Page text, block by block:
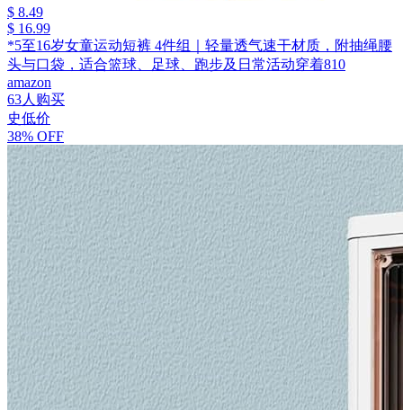
$ 8.49
$ 16.99
*5至16岁女童运动短裤 4件组｜轻量透气速干材质，附抽绳腰
头与口袋，适合篮球、足球、跑步及日常活动穿着810
amazon
63人购买
史低价
38% OFF